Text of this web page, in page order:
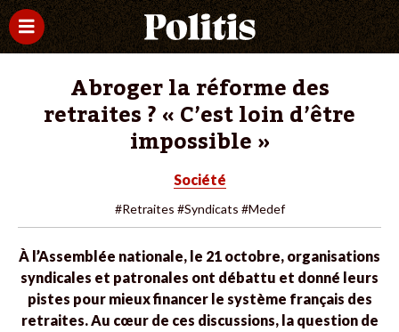
Abroger la réforme des
retraites ? « C’est loin d’être
impossible »
Société
#Retraites #Syndicats #Medef
À l’Assemblée nationale, le 21 octobre, organisations
syndicales et patronales ont débattu et donné leurs
pistes pour mieux financer le système français des
retraites. Au cœur de ces discussions, la question de